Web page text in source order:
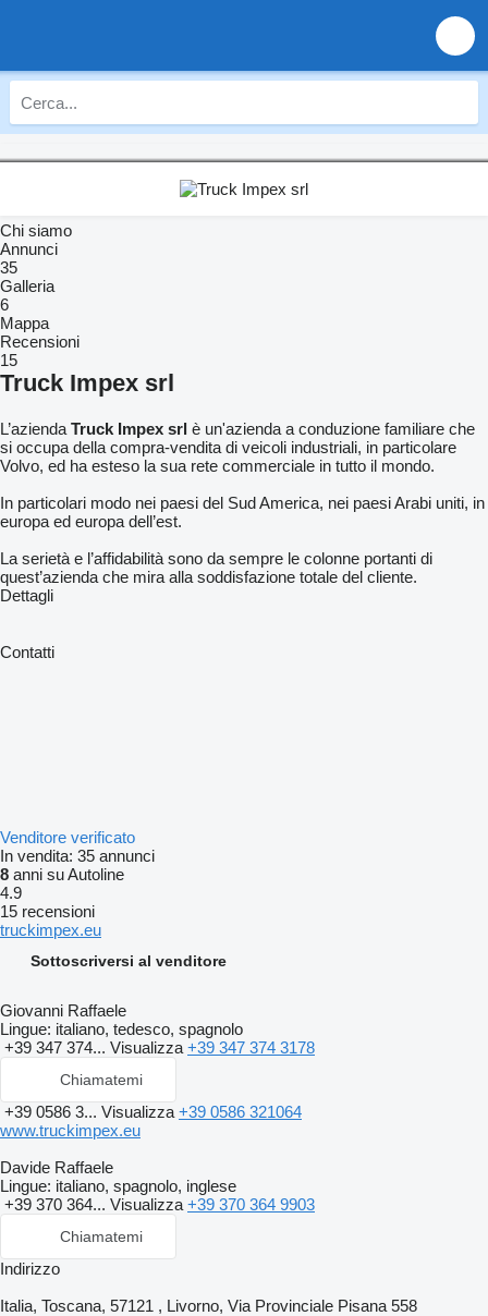
Chi siamo
Annunci
35
Galleria
6
Mappa
Recensioni
15
Truck Impex srl
L’azienda Truck Impex srl è un'azienda a conduzione familiare che
si occupa della compra-vendita di veicoli industriali, in particolare
Volvo, ed ha esteso la sua rete commerciale in tutto il mondo.
In particolari modo nei paesi del Sud America, nei paesi Arabi uniti, in
europa ed europa dell’est.
La serietà e l’affidabilità sono da sempre le colonne portanti di
quest’azienda che mira alla soddisfazione totale del cliente.
Dettagli
Contatti
Venditore verificato
In vendita: 35 annunci
8 anni su Autoline
4.9
15 recensioni
truckimpex.eu
Sottoscriversi al venditore
Giovanni Raffaele
Lingue: italiano, tedesco, spagnolo
+39 347 374... Visualizza +39 347 374 3178
Chiamatemi
+39 0586 3... Visualizza +39 0586 321064
www.truckimpex.eu
Davide Raffaele
Lingue: italiano, spagnolo, inglese
+39 370 364... Visualizza +39 370 364 9903
Chiamatemi
Indirizzo
Italia, Toscana, 57121 , Livorno, Via Provinciale Pisana 558